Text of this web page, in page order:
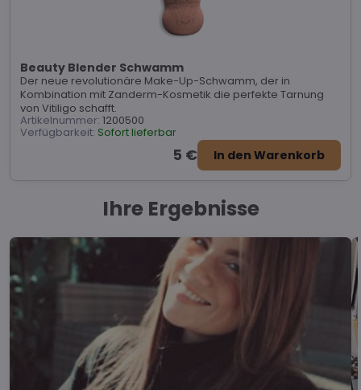
Beauty Blender Schwamm
Der neue revolutionäre Make-Up-Schwamm, der in
Kombination mit Zanderm-Kosmetik die perfekte Tarnung
von Vitiligo schafft.
Artikelnummer: 1200500
Verfügbarkeit: Sofort lieferbar
5 € In den Warenkorb
Ihre Ergebnisse